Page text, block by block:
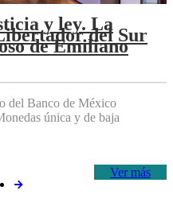
y ley. La
del Sur
de Emiliano
del Banco de México
única y de baja
Ver más